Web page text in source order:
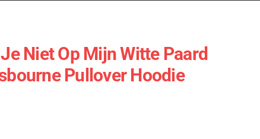
Niet Op Mijn Witte Paard
Pullover Hoodie